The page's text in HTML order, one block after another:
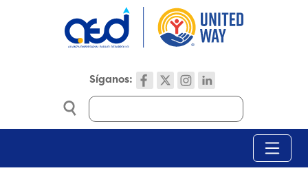
Síganos:
Search